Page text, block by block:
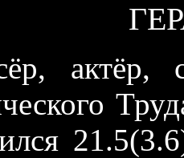
актёр,